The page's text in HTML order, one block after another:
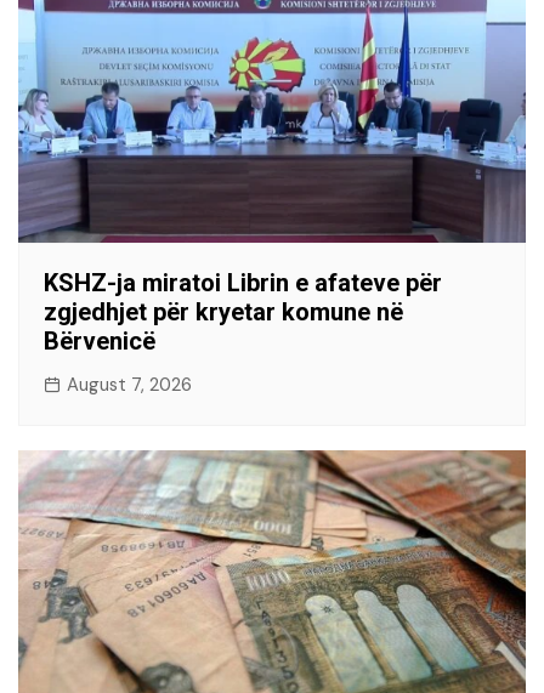
KSHZ-ja miratoi Librin e afateve për
zgjedhjet për kryetar komune në
Bërvenicë
August 7, 2026